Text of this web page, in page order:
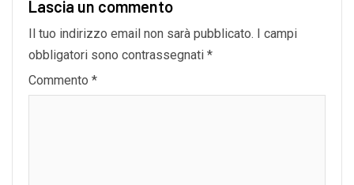
Lascia un commento
Il tuo indirizzo email non sarà pubblicato.
I campi
obbligatori sono contrassegnati *
Commento *